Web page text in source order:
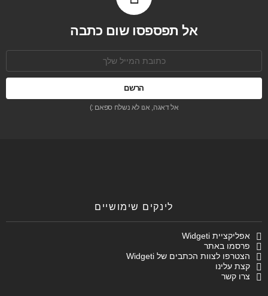
אל תפספסו שום כתבה
אל דאגה, אנו לא נשלח ספאם :)
לינקים שימושיים
אפליקציית Widgeti
פרסמו באתר
הצטרפו לצוות הכתבים של Widgeti
קצת עלינו
צרו קשר